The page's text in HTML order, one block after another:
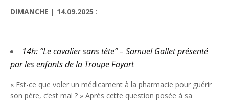
DIMANCHE | 14.09.2025 :
14h: “Le cavalier sans tête” – Samuel Gallet présenté
par les enfants de la Troupe Fayart
« Est-ce que voler un médicament à la pharmacie pour guérir
son père, c’est mal ? » Après cette question posée à sa